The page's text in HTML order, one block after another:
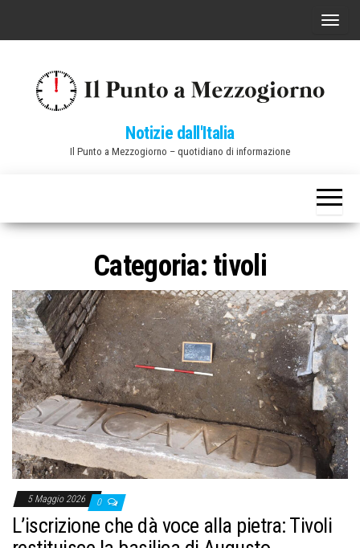
C
a
v
a
z
i
o
n
e
Notizie dall'Italia
Il Punto a Mezzogiorno – quotidiano di informazione
Categoria: tivoli
5 Maggio 2026 0
L’iscrizione che dà voce alla pietra: Tivoli